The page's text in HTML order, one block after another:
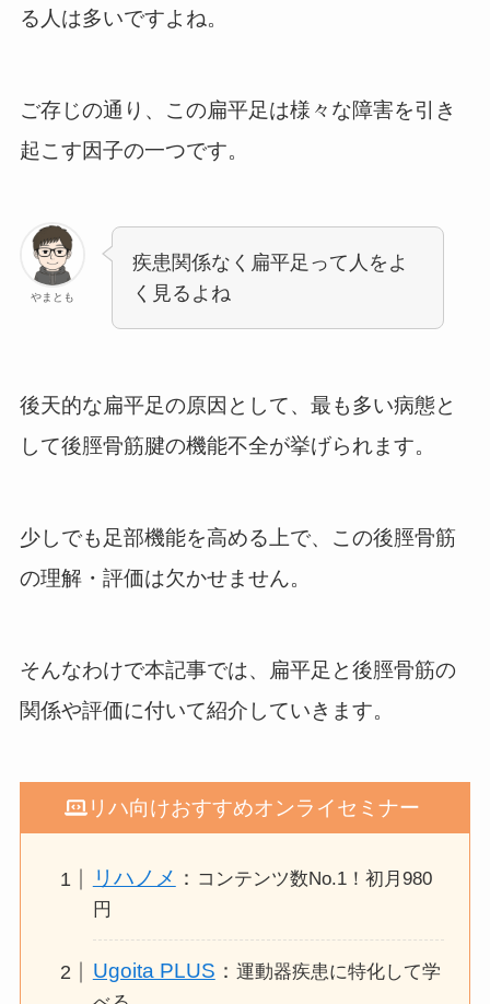
る人は多いですよね。
ご存じの通り、この扁平足は様々な障害を引き
起こす因子の一つです。
やまとも
疾患関係なく扁平足って人をよ
く見るよね
後天的な扁平足の原因として、最も多い病態と
して後脛骨筋腱の機能不全が挙げられます。
少しでも足部機能を高める上で、この後脛骨筋
の理解・評価は欠かせません。
そんなわけで本記事では、扁平足と後脛骨筋の
関係や評価に付いて紹介していきます。
リハ向けおすすめオンライセミナー
リハノメ ： コンテンツ数No.1！初月980
円
Ugoita PLUS ： 運動器疾患に特化して学